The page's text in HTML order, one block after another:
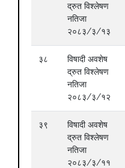
द्रुत विश्लेषण
नतिजा
२०८३/३/१३
३८
विषादी अवशेष
द्रुत विश्लेषण
नतिजा
२०८३/३/१२
३९
विषादी अवशेष
द्रुत विश्लेषण
नतिजा
२०८३/३/११